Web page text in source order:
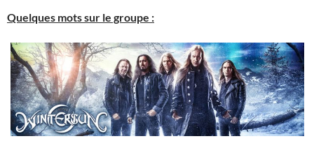
Quelques mots sur le groupe :